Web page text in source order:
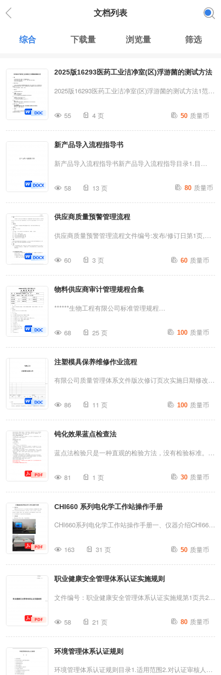
文档列表
综合 下载量 浏览量 筛选
2025版16293医药工业洁净室(区)浮游菌的测试方法
2025版16293医药工业洁净室(区)浮游菌的测试方法1范围
文件适用于医药工业洁净室(区)洁净厂房、洁净实验室等
的浮游菌测试。本文件不适用于在线监测系统。2规范性
引用文件下列文件中的内容通过文中的规范性引用而构成
本文件必不可少的条款。其中，注日期的引用文件，仅该
最新版本(包括所有的修改单)适用于本文件。中华人民共
和国药典2025年版四部3术语和定义下列术语和定义适用
于本文件。3.1浮游菌airbornemicrobe悬浮在空气中的活
55 4 页 50 质量币
新产品导入流程指导书
新产品导入流程指导书新产品导入流程指导目录1.目
适用范
围
58 13 页 80 质量币
供应商质量预警管理流程
供应商质量预警管理流程文件编号:发布/修订日第1页,共
流程针对供应商主动向XX预警其产品存在的质量问题或
可能存在质量问题的行为，根据其预警的及时性，制定不
同的质量考核与索赔操作规定，以鼓励供应商主动提出质
量预警，减少对生产和产品质量的影响。2适用范围本流
于服务零件和售后市场。3参考资料CAF进货质量管理程
序4定义生产性物料——汽车及发动机制造与服务所需要
的零件、原材料、产品辅料CAF——XXIQC工程师——
60 3 页 60 质量币
物料供应商审计管理规程合集
******生物工程有限公司标准管理规程
应商审计管理规程编码SMP-QA-文件属性■新订；□确
认；口修订，第次，替代起草人审核人批准人起草日期年
月日审核日期年月日批准日期年月日颁发部门品管部颁发
日期生效日期分发部门1.目的：为规范生产用物料供应商
可靠，符合本公司需求。2.适用范围：适用于生产用物料
等定点供应商的选择和管理。3.责任人：3.1审计人员资
质：3.1.1具有制药/化学/食品等相关专业专科以上学历背
68 25 页 100 质量币
注塑模具保养维修作业流程
有限公司质量管理体系文件版次修订页次实施日期修改简
及维护作业方法，通过对注塑模具实施有效的计划保养及
维护，日常点检规范化落实，以确保注塑生产制造过程稳
定，产品品质稳定，达成模具使用寿命，降低制造成
本.2.适用范围：适用注塑模具；3.相关文件《设备管理程
进行的模具保养。模具一级保养：指模具日常生产过程中
需进行的模具保养。模具二级保养：指根据模具生产模次
数需进行的保养。模具三级保养：指模具易损部件根据寿
86 11 页 100 质量币
钝化效果蓝点检查法
蓝点法检验只是一种直观的检验方法，没有检验标准。只
染，就呈现蓝色。此时，说明钝化膜不合格，应重新钝
化。反之无蓝点为合格。但试剂必须按一定的比例进行配
制。
81 1 页 30 质量币
CHI660 系列电化学工作站操作手册
CHI660系列电化学工作站操作手册一、仪器介绍CHI660
统.CHI600B系列仪器集成了几乎所有常用的电化学测量
技术，包括恒电位，恒电流，电位扫描，电流扫描，电位
阶跃，电流阶跃，脉冲，方波，交流伏安法，流体力学调
伏安法,库仑法，电位法，以及交流阻抗等.可以进行各种
站、微机、三电极系统组成(1)电化学工作站(2)三电极系
统(3)电源线红夹线：接辅助电极；绿夹线：接工作电
极；白夹线：接参比电极；黑夹线:为地线三、操作程序
163 31 页 50 质量币
职业健康安全管理体系认证实施规则
文件编号：职业健康安全管理体系认证实施规第1页共21
审核人员的基本要求3.初次认证程序4.监督审核程序5.再
认证程序6.暂停或撤销认证证书7.认证证书要求8.与其他
管理体系的结合审核9.受理转换认证证书10.受理组织的
申诉11.认证记录的管理12.其他附录A职业健康安全管理
58 21 页 80 质量币
环境管理体系认证规则
环境管理体系认证规则目录1.适用范围2.对认证审核人员